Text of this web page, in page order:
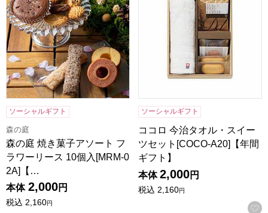
ソーシャルギフト
森の庭
森の庭 焼き菓子アソート フ
ラワーリース 10個入[MRM-0
2A]【…
本体 2,000円
税込 2,160円
ソーシャルギフト
ココロ 今治タオル・スイー
ツセット[COCO-A20]【年間
ギフト】
本体 2,000円
税込 2,160円